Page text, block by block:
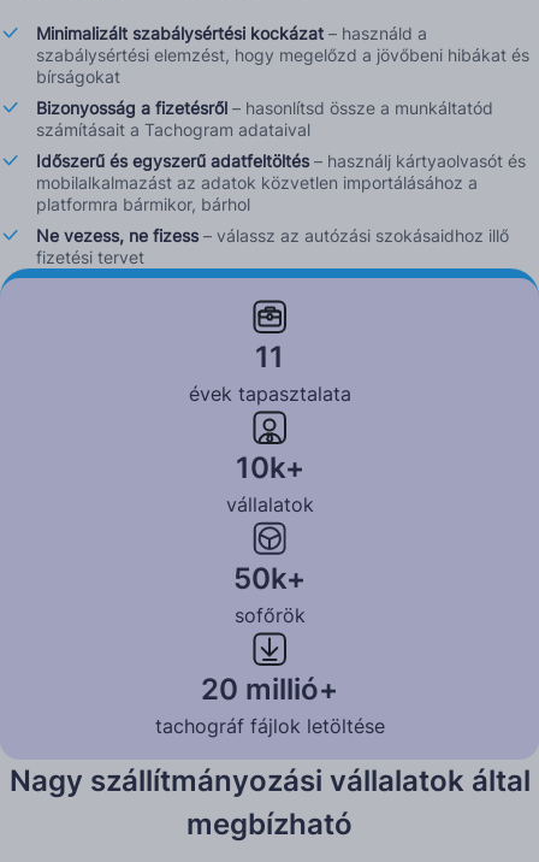
Minimalizált szabálysértési kockázat – használd a
szabálysértési elemzést, hogy megelőzd a jövőbeni hibákat és
bírságokat
Bizonyosság a fizetésről – hasonlítsd össze a munkáltatód
számításait a Tachogram adataival
Időszerű és egyszerű adatfeltöltés – használj kártyaolvasót és
mobilalkalmazást az adatok közvetlen importálásához a
platformra bármikor, bárhol
Ne vezess, ne fizess – válassz az autózási szokásaidhoz illő
fizetési tervet
Tudj meg többet
11
évek tapasztalata
10k+
vállalatok
50k+
sofőrök
20 millió+
tachográf fájlok letöltése
Nagy szállítmányozási vállalatok által
megbízható